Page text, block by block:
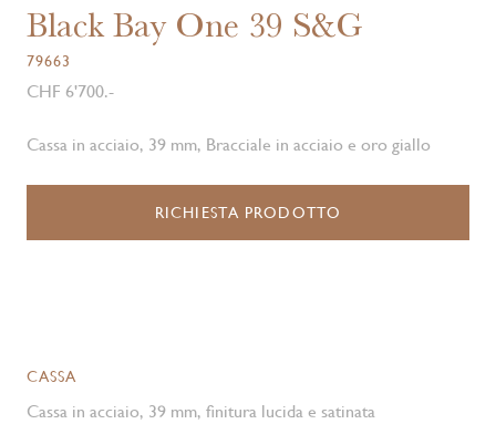
Black Bay One 39 S&G
79663
CHF 6'700.-
Cassa in acciaio, 39 mm, Bracciale in acciaio e oro giallo
RICHIESTA PRODOTTO
CASSA
Cassa in acciaio, 39 mm, finitura lucida e satinata